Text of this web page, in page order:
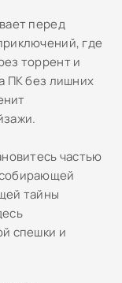
перед
где
торрент и
ПК без лишних
частью
тайны
спешки и